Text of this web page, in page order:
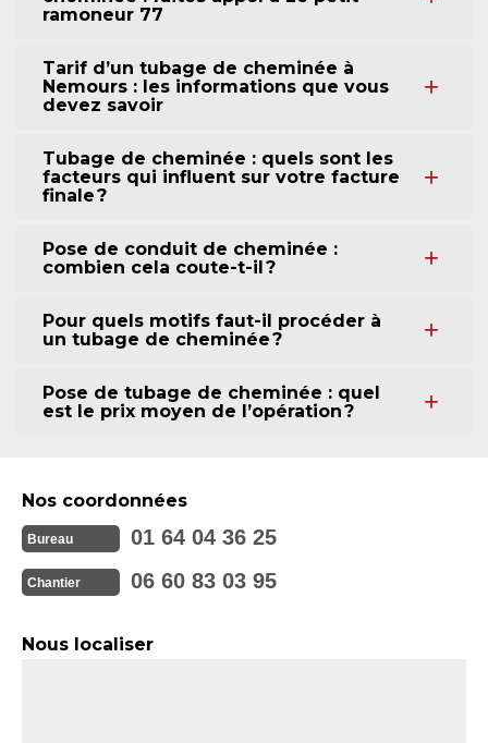
ramoneur 77
Tarif d’un tubage de cheminée à
Nemours : les informations que vous
devez savoir
Tubage de cheminée : quels sont les
facteurs qui influent sur votre facture
finale ?
Pose de conduit de cheminée :
combien cela coute-t-il ?
Pour quels motifs faut-il procéder à
un tubage de cheminée ?
Pose de tubage de cheminée : quel
est le prix moyen de l’opération ?
Nos coordonnées
Bureau 01 64 04 36 25
Chantier 06 60 83 03 95
Nous localiser